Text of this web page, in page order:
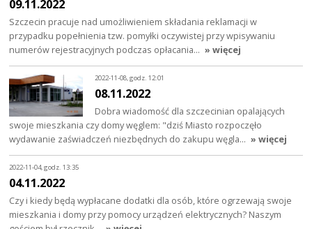
09.11.2022
Szczecin pracuje nad umożliwieniem składania reklamacji w
przypadku popełnienia tzw. pomyłki oczywistej przy wpisywaniu
numerów rejestracyjnych podczas opłacania… » więcej
2022-11-08, godz. 12:01
08.11.2022
Dobra wiadomość dla szczecinian opalających
swoje mieszkania czy domy węglem: "dziś Miasto rozpoczęło
wydawanie zaświadczeń niezbędnych do zakupu węgla… » więcej
2022-11-04, godz. 13:35
04.11.2022
Czy i kiedy będą wypłacane dodatki dla osób, które ogrzewają swoje
mieszkania i domy przy pomocy urządzeń elektrycznych? Naszym